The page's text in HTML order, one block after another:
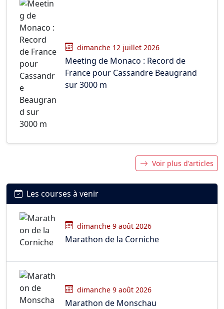
dimanche 12 juillet 2026
Meeting de Monaco : Record de
France pour Cassandre Beaugrand
sur 3000 m
Voir plus d'articles
Les courses à venir
dimanche 9 août 2026
Marathon de la Corniche
dimanche 9 août 2026
Marathon de Monschau